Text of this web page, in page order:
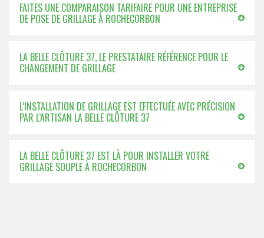
FAITES UNE COMPARAISON TARIFAIRE POUR UNE ENTREPRISE
DE POSE DE GRILLAGE À ROCHECORBON
LA BELLE CLÔTURE 37, LE PRESTATAIRE RÉFÉRENCE POUR LE
CHANGEMENT DE GRILLAGE
L’INSTALLATION DE GRILLAGE EST EFFECTUÉE AVEC PRÉCISION
PAR L’ARTISAN LA BELLE CLÔTURE 37
LA BELLE CLÔTURE 37 EST LÀ POUR INSTALLER VOTRE
GRILLAGE SOUPLE À ROCHECORBON